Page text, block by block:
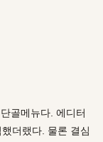
골메뉴다. 에디터
더랬다. 물론 결심